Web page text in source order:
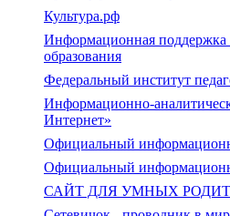
Культура.рф
Информационная поддержка
образования
Федеральный институт
Информационно-
Интернет»
Официальный
Официальный
САЙТ ДЛЯ УМНЫХ